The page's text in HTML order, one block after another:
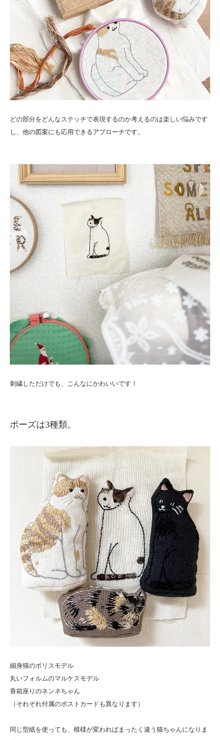
どの部分をどんなステッチで表現するのか考えるのは楽しい悩みです
し、他の図案にも応用できるアプローチです。
刺繍しただけでも、こんなにかわいいです！
ポーズは3種類。
細身猫のボリスモデル
丸いフォルムのマルケスモデル
香箱座りのネンネちゃん
（それぞれ付属のポストカードも異なります）
同じ型紙を使っても、模様が変わればまったく違う猫ちゃんになりま